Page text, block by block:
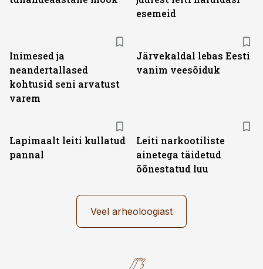
esemeid
Inimesed ja
neandertallased
kohtusid seni arvatust
varem
Järvekaldal lebas Eesti
vanim veesõiduk
Lapimaalt leiti kullatud
pannal
Leiti narkootiliste
ainetega täidetud
õõnestatud luu
Veel arheoloogiast